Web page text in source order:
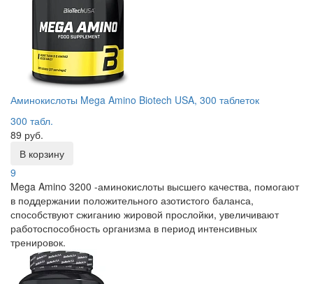
Аминокислоты Mega Amino Biotech USA, 300 таблеток
300 табл.
89 руб.
В корзину
9
Mega Amino 3200 -аминокислоты высшего качества, помогают
в поддержании положительного азотистого баланса,
способствуют сжиганию жировой прослойки, увеличивают
работоспособность организма в период интенсивных
тренировок.